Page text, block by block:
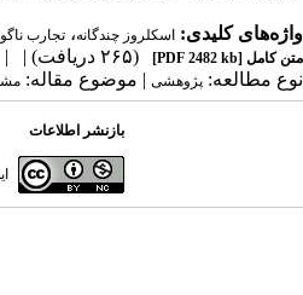
واژه‌های کلیدی: اسکلروز چندگانه، تجارب
متن کامل [PDF 2482 kb] (۲۶۵ دریافت) | |
نوع مطالعه: پژوهشی | موضوع مقاله:
بازنشر اطلاعات